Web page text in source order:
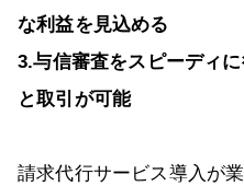
な利益を見込める
3.与信審査をスピーディ
と取引が可能
請求代行サービス導入が